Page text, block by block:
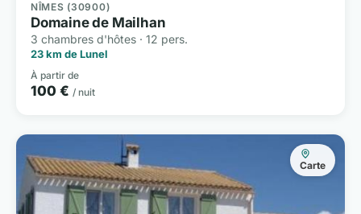
NÎMES (30900)
Domaine de Mailhan
3 chambres d'hôtes · 12 pers.
23 km de Lunel
À partir de
100 € / nuit
Carte